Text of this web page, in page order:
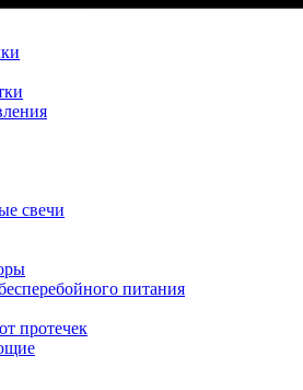
свечи
питания
протечек